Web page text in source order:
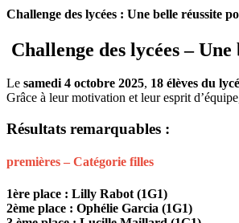
Challenge des lycées : Une belle réussite
Challenge des lycées –
Le samedi 4 octobre 2025, 18 élèves du
Grâce à leur motivation et leur esprit
Résultats remarquables :
premières – Catégorie filles
1ère place : Lilly Rabot (1G1)
2ème place : Ophélie Garcia (1G1)